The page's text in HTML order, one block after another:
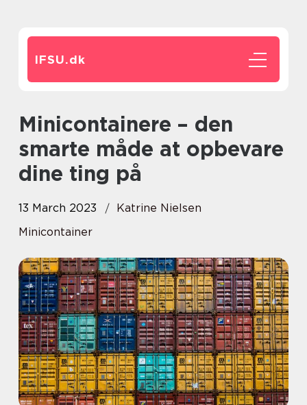
IFSU.dk
Minicontainere – den
smarte måde at opbevare
dine ting på
13 March 2023
Katrine Nielsen
Minicontainer